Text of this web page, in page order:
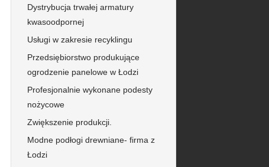
Dystrybucja trwałej armatury
kwasoodpornej
Usługi w zakresie recyklingu
Przedsiębiorstwo produkujące
ogrodzenie panelowe w Łodzi
Profesjonalnie wykonane podesty
nożycowe
Zwiększenie produkcji.
Modne podłogi drewniane- firma z
Łodzi